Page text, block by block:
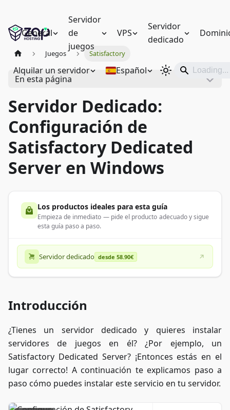
General
Servidor
de
juegos
VPS
Servidor
dedicado
Alquilar un servidor Español
Juegos Satisfactory
En esta página
Servidor Dedicado:
Configuración de
Satisfactory Dedicated
Server en Windows
Los productos ideales para esta guía
Empieza de inmediato — pide el producto adecuado y sigue
esta guía paso a paso.
Servidor dedicado desde 58.90€
Introducción
¿Tienes un servidor dedicado y quieres instalar
servidores de juegos en él? ¿Por ejemplo, un
Satisfactory Dedicated Server? ¡Entonces estás en el
lugar correcto! A continuación te explicamos paso a
paso cómo puedes instalar este servicio en tu servidor.